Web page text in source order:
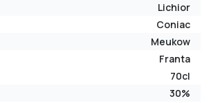
Lichior
Coniac
Meukow
Franta
70cl
30%